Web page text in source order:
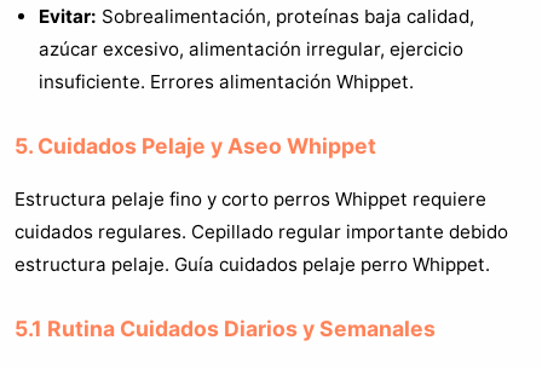
Evitar: Sobrealimentación, proteínas baja calidad,
azúcar excesivo, alimentación irregular, ejercicio
insuficiente. Errores alimentación Whippet.
5. Cuidados Pelaje y Aseo Whippet
Estructura pelaje fino y corto perros Whippet requiere
cuidados regulares. Cepillado regular importante debido
estructura pelaje. Guía cuidados pelaje perro Whippet.
5.1 Rutina Cuidados Diarios y Semanales